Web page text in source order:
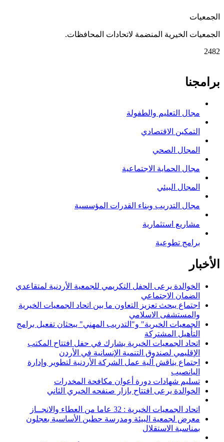
الجمعيات
الجمعيات الخيرية المنضمة لاتحادات المحافظات.
2482
برامجنا
مجال التعليم والطفولة
التمكين الاقتصادي
المجال الصحي
مجال الحماية الاجتماعية
المجال البيئي
مجال التدريب وبناء القدرات المؤسسية
مشاريع استثمارية
برامج تطوعية
الأخبار
الخوالدة يرعى الحفل التكريمي للجمعية الأردنية لمتقاعدي
الضمان الاجتماعي
اجتماع يبحث تعزيز التعاون ما بين اتحاد الجمعيات الخيرية
والمستشفى الاسلامي
الجمعيات الخيرية" و"التدريب المهني" يبحثان تفعيل برامج
التأهيل المشتركة
اتحاد الجمعيات الخيرية يشارك في حفل افتتاح المكتب
الإقليمي لصندوق التنمية الإنسانية في الأردن
اجتماع يناقش آلية عمل الشركة الأردنية لتطوير وإدارة
اليانصيب
تسليم شهادات دورة أعوان مكافحة المخدرات
الخوالدة يرعى افتتاح بازار صنفحه الخيري الثاني
اتحاد الجمعيات الخيرية : 32 عاما من العطاء والانجــاز
معرض لجمعية البيئة ومدرسة حطين الأساسية بعجلون
بمناسبة الاستقلال